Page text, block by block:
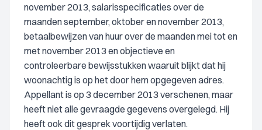
november 2013, salarisspecificaties over de
maanden september, oktober en november 2013,
betaalbewijzen van huur over de maanden mei tot en
met november 2013 en objectieve en
controleerbare bewijsstukken waaruit blijkt dat hij
woonachtig is op het door hem opgegeven adres.
Appellant is op 3 december 2013 verschenen, maar
heeft niet alle gevraagde gegevens overgelegd. Hij
heeft ook dit gesprek voortijdig verlaten.